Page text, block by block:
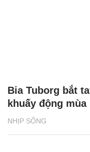
NHỊP SỐNG
Bia Tuborg bắt
khuấy động mùa